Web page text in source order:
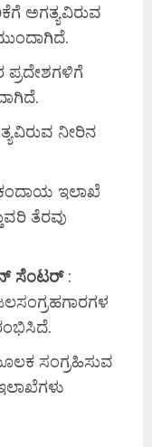
ಅಗತ್ಯವಿರುವ
ಪ್ರದೇಶಗಳಿಗೆ
ನೀರಿನ
ಇಲಾಖೆ
ತೆರವು
ಸೆಂಟರ್:
ಸಂಗ್ರಹಿಸುವ